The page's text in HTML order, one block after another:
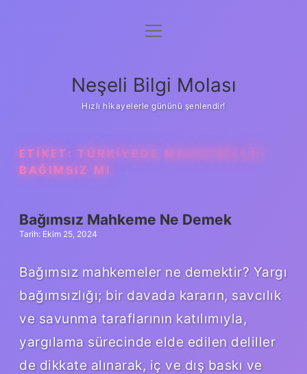
Anasayfa
Yasal Uyarı
menüyü
Neşeli Bilgi Molası
Hızlı hikayelerle gününü şenlendir!
ETIKET: TÜRKIYEDE MAHKEMELER
BAĞIMSIZ MI
Bağımsız Mahkeme Ne Demek
Tarih: Ekim 25, 2024
Bağımsız mahkemeler ne demektir? Yargı
bağımsızlığı; bir davada kararın, savcılık
ve savunma taraflarının katılımıyla,
yargılama sürecinde elde edilen deliller
de dikkate alınarak, iç ve dış baskı ve